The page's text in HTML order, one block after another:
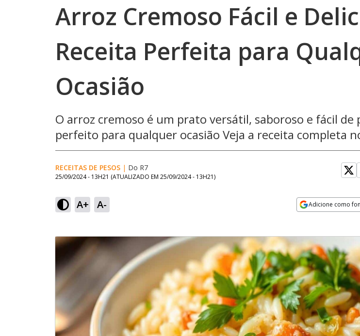
Arroz Cremoso Fácil e
Receita Perfeita para
Ocasião
O arroz cremoso é um prato versátil, saboroso e fácil de
perfeito para qualquer ocasião Veja a receita completa
RECEITAS DE PESOS | Do R7
25/09/2024 - 13H21 (ATUALIZADO EM 25/09/2024 - 13H21)
A+ A- Adicione como